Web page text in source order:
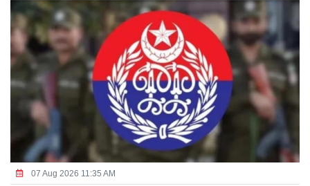
07 Aug 2026 11:35 AM